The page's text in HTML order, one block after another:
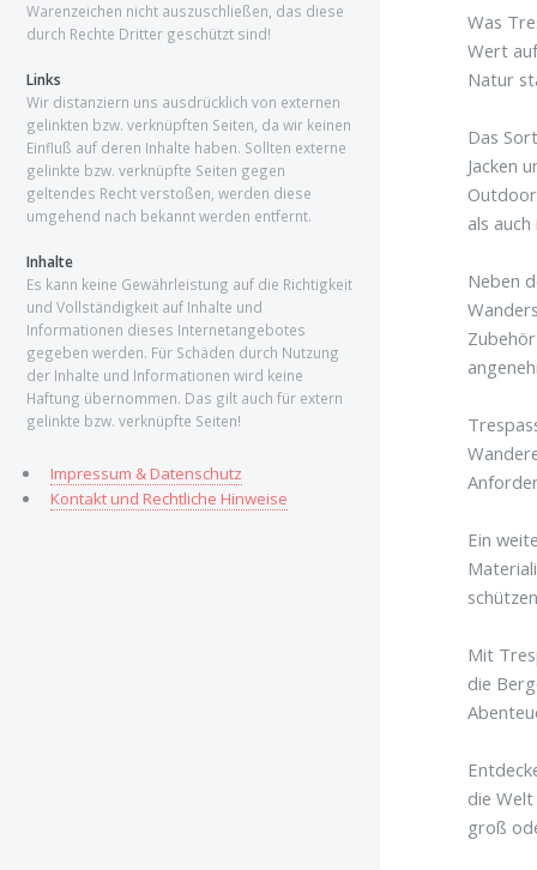
Was
Wert
Natur
Das
Jacken
als
Neben
Ein
Mit
die
die
groß
Warenzeichen nicht auszuschließen, das diese
durch Rechte Dritter geschützt sind!
Links
Wir distanziern uns ausdrücklich von externen
gelinkten bzw. verknüpften Seiten, da wir keinen
Einfluß auf deren Inhalte haben. Sollten externe
gelinkte bzw. verknüpfte Seiten gegen
geltendes Recht verstoßen, werden diese
umgehend nach bekannt werden entfernt.
Inhalte
Es kann keine Gewährleistung auf die Richtigkeit
und Vollständigkeit auf Inhalte und
Informationen dieses Internetangebotes
gegeben werden. Für Schäden durch Nutzung
der Inhalte und Informationen wird keine
Haftung übernommen. Das gilt auch für extern
gelinkte bzw. verknüpfte Seiten!
Impressum & Datenschutz
Kontakt und Rechtliche Hinweise